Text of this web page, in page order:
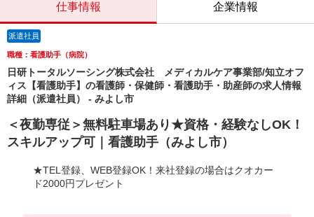
仕事情報 企業情報
派遣社員
職種：看護助手（病院）
日研トータルソーシング株式会社 メディカルケア事業部/知立オフ
ィス【看護助手】の看護師・保健師・看護助手・助産師の求人情報
詳細（派遣社員） - みよし市
＜夜勤専従＞無料駐車場あり★資格・経験なしOK！
スキルアップ可｜看護助手（みよし市）
★TEL登録、WEB登録OK！来社登録の場合はクオカー
ド2000円プレゼント